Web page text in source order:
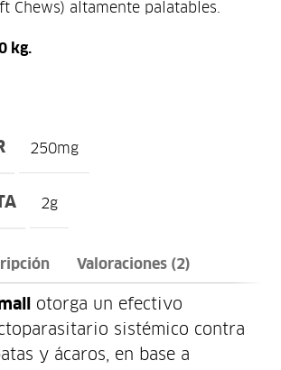
Chews) altamente palatables.
kg.
250mg
2g
Valoraciones (2)
otorga un efectivo
sistémico contra
y ácaros, en base a